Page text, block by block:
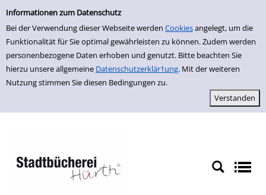
Einfache Suche
Informationen zum Datenschutz
Bei der Verwendung dieser Webseite werden Cookiesangelegt, um die
Funktionalität für Sie optimal gewährleisten zu können. Zudem werden
personenbezogene Daten erhoben und genutzt. Bitte beachten Sie
hierzu unsere allgemeine Datenschutzerklär1ung. Mit der weiteren
Nutzung stimmen Sie diesen Bedingungen zu.
zur Navigation springen
zum Inhalt springen
Zu den Suchfiltern springen
Zur Trefferliste springen